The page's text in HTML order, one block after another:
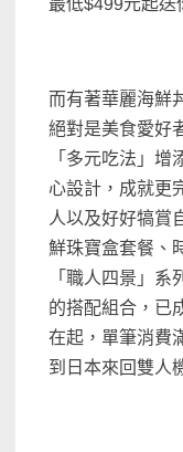
最低$499元起送
而有著華麗海鮮
絕對是美食愛好
「多元吃法」
心設計，成就更
人以及好好犒賞
鮮珠寶盒套餐、
「職人四景」
的搭配組合，已
在起，單筆消費
到日本來回雙人